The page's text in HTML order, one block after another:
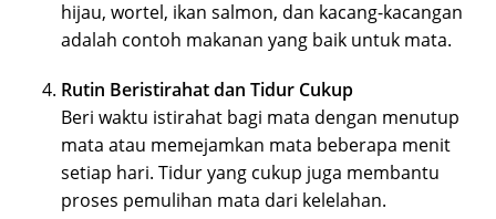
hijau, wortel, ikan salmon, dan kacang-kacangan
adalah contoh makanan yang baik untuk mata.
Rutin Beristirahat dan Tidur Cukup
Beri waktu istirahat bagi mata dengan menutup
mata atau memejamkan mata beberapa menit
setiap hari. Tidur yang cukup juga membantu
proses pemulihan mata dari kelelahan.